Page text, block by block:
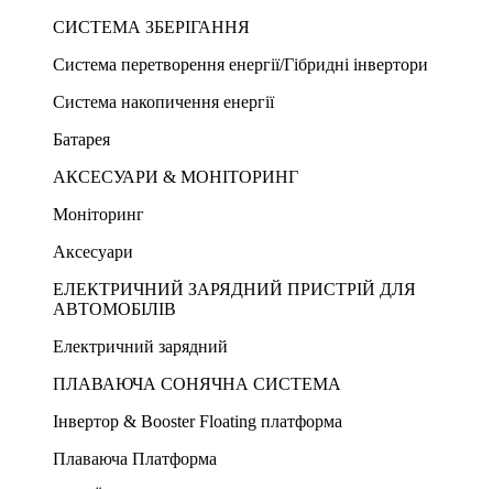
СИСТЕМА ЗБЕРІГАННЯ
Система перетворення енергії/Гібридні інвертори
Система накопичення енергії
Батарея
АКСЕСУАРИ & МОНІТОРИНГ
Моніторинг
Аксесуари
ЕЛЕКТРИЧНИЙ ЗАРЯДНИЙ ПРИСТРІЙ ДЛЯ
АВТОМОБІЛІВ
Електричний зарядний
ПЛАВАЮЧА СОНЯЧНА СИСТЕМА
Інвертор & Booster Floating платформа
Плаваюча Платформа